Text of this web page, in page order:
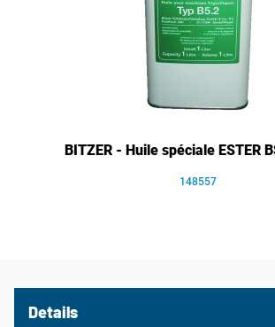
BITZER - Huile spéciale ESTER
148557
Details